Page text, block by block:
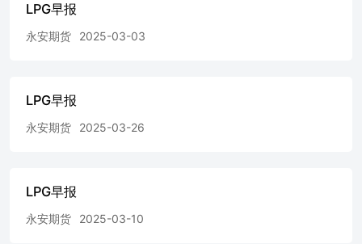
LPG早报
永安期货 2025-03-03
LPG早报
永安期货 2025-03-26
LPG早报
永安期货 2025-03-10